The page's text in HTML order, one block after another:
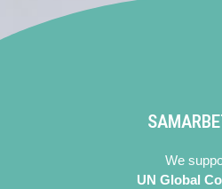
We
UN Global